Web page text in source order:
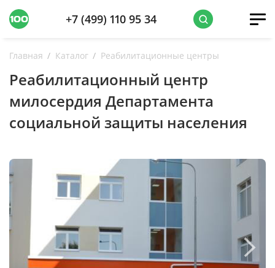
+7 (499) 110 95 34
Главная Каталог Реабилитационные центры
Реабилитационный центр
милосердия Департамента
социальной защиты населения